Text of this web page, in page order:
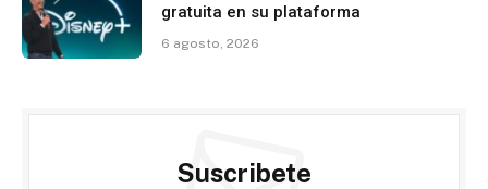
gratuita en su plataforma
6 agosto, 2026
Suscribete